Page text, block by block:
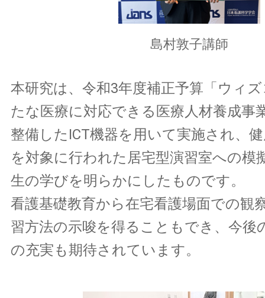
島村敦子講師
本研究は、令和3年度補正予算「ウィ
たな医療に対応できる医療人材養成事
整備したICT機器を用いて実施され、
を対象に行われた居宅型演習室への模
生の学びを明らかにしたものです。
看護基礎教育から在宅看護場面での観
習方法の示唆を得ることもでき、今後
の充実も期待されています。